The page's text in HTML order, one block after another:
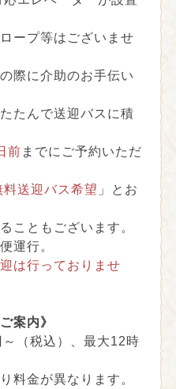
ープ等はございませ
際に介助のお手伝い
たんで送迎バスに積
前 までにご予約いただ
送迎バス希望 」とお
こともございます。
運行。
は行っておりませ
案内》
（税込）、最大12時
金が異なります。